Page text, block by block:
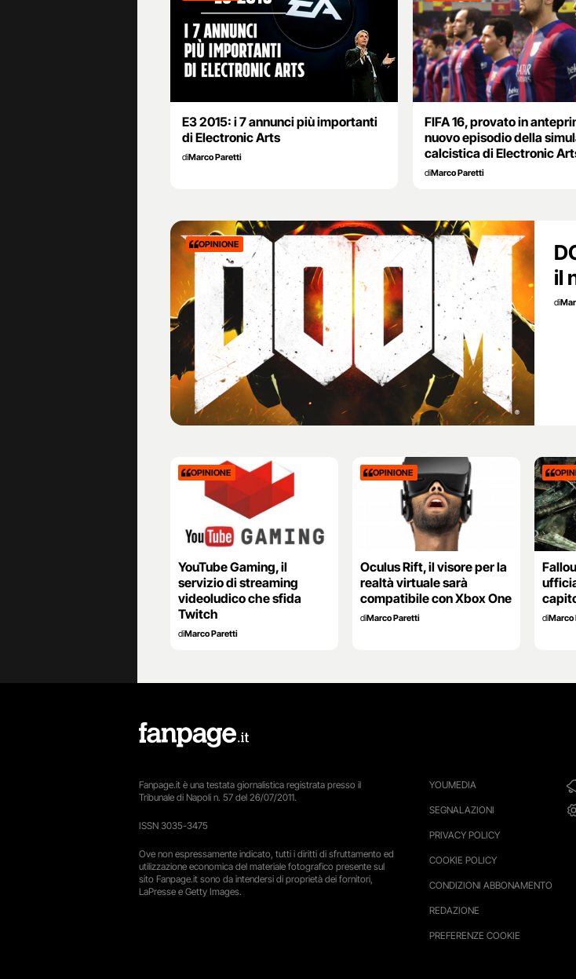
E3 2015: i 7 annunci più importanti
di Electronic Arts
diMarco Paretti
FIFA 16, provato in
nuovo episodio della
calcistica di Electronic
diMarco Paretti
OPINIONE
il
di
OPINIONE
YouTube Gaming, il
servizio di streaming
videoludico che sfida
Twitch
diMarco Paretti
OPINIONE
Oculus Rift, il visore per la
realtà virtuale sarà
compatibile con Xbox One
diMarco Paretti diMarco
YOUMEDIA
SEGNALAZIONI
PRIVACY POLICY
COOKIE POLICY
CONDIZIONI ABBONAMENTO
REDAZIONE
PREFERENZE COOKIE
Fanpage.it è una testata giornalistica registrata presso il
Tribunale di Napoli n. 57 del 26/07/2011.
ISSN 3035-3475
Ove non espressamente indicato, tutti i diritti di sfruttamento ed
utilizzazione economica del materiale fotografico presente sul
sito Fanpage.it sono da intendersi di proprietà dei fornitori,
LaPresse e Getty Images.